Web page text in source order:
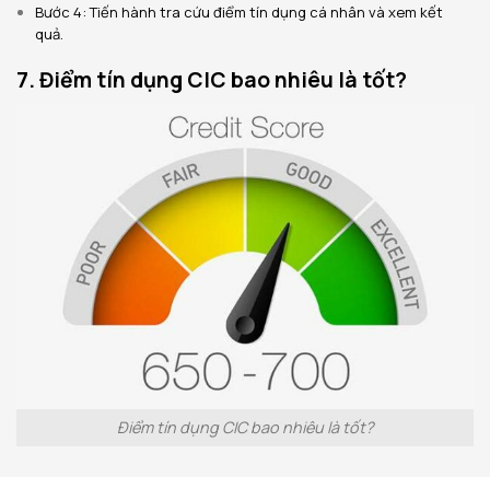
Bước 4: Tiến hành tra cứu điểm tín dụng cá nhân và xem kết
quả.
7. Điểm tín dụng CIC bao nhiêu là tốt?
Điểm tín dụng CIC bao nhiêu là tốt?